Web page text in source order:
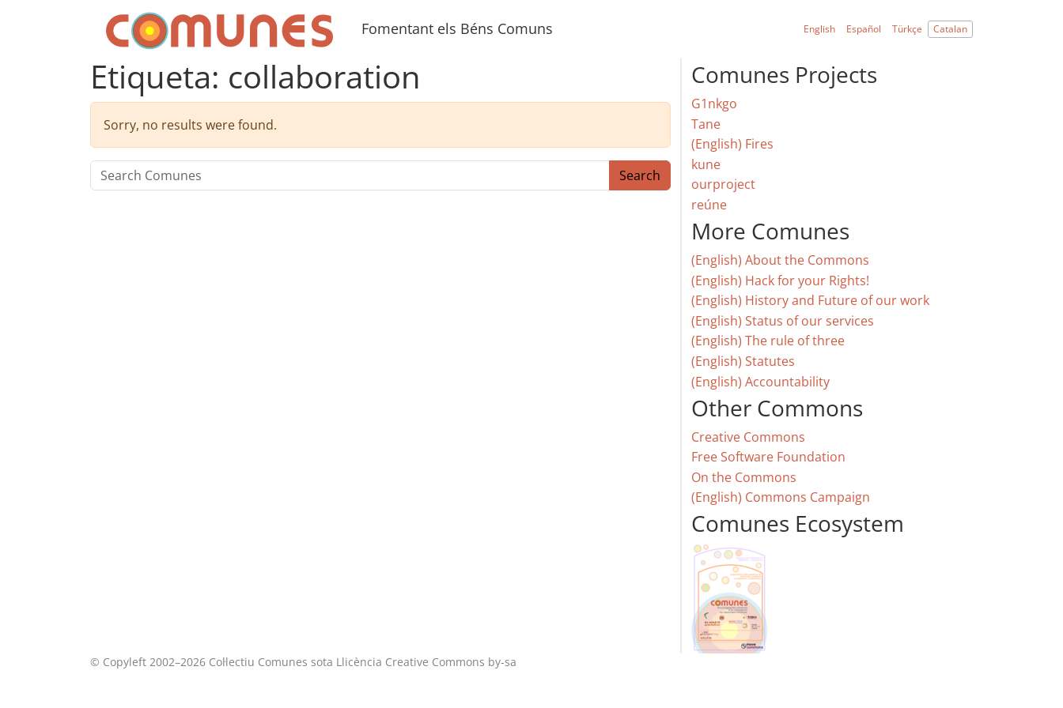
Comunes Fomentant els Béns Comuns English Español Türkçe Catalan
Etiqueta: collaboration
Sorry, no results were found.
Search for: Search
Comunes Projects
G1nkgo
Tane
(English) Fires
kune
ourproject
reúne
More Comunes
(English) About the Commons
(English) Hack for your Rights!
(English) History and Future of our work
(English) Status of our services
(English) The rule of three
(English) Statutes
(English) Accountability
Other Commons
Creative Commons
Free Software Foundation
On the Commons
(English) Commons Campaign
Comunes Ecosystem
© Copyleft 2002–2026 Col·lectiu Comunes sota Llicència Creative Commons by-sa